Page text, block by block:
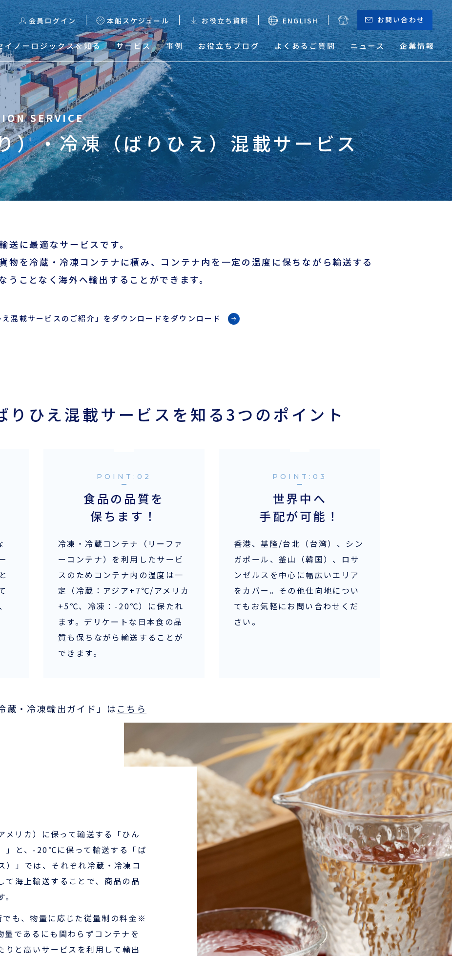
会員ログイン 本船スケジュール お役立ち資料 ENGLISH お問い合わせ
イノーロジックスを知る サービス 事例 お役立ちブログ よくあるご質問 ニュース 企業情報
る 本船スケジュール
輸出スケジュール検索
輸出Excelスケジュールダ
ウンロード
輸入混載貨物トレース
輸入HDS Excelスケジュ
ログインはこちら
LOGIX NET会員につい
お役立ちメニュー
（輸出）
サーチャージ一覧
貨物トレース
本船動静と換算レート
危険品取り扱い実績検索
お役立ち資料 ENGLISH
）・冷凍（ばりひえ）混載サービス
送に最適なサービスです。
物を冷蔵・冷凍コンテナに積み、コンテナ内を一定の温度に保ちながら輸送する
うことなく海外へ輸出することができます。
混載サービスのご紹介」をダウンロードをダウンロード
りひえ混載サービスを知る3つのポイント
POINT:
食品の品質を
保ちます！
冷凍・冷蔵コンテナ（リーファ
ーコンテナ）を利用したサービ
スのためコンテナ内の温度は一
定（冷蔵：アジア+7℃/アメリカ
+5℃、冷凍：-20℃）に保たれ
ます。デリケートな日本食の品
質も保ちながら輸送することが
できます。
POINT:
世界中へ
手配が可能！
香港、基隆/台北（台湾）、シン
ガポール、釜山（韓国）、ロサ
ンゼルスを中心に幅広いエリア
をカバー。その他仕向地につい
てもお気軽にお問い合わせくだ
さい。
蔵・冷凍輸出ガイド」は こちら
リカ）に保って輸送する「ひん
」と、-20℃に保って輸送する「ば
）」では、それぞれ冷蔵・冷凍コ
て海上輸送することで、商品の品
も、物量に応じた従量制の料金※
であるにも関わらずコンテナを
と高いサービスを利用して輸出